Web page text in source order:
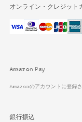
オンライン・クレジット
Amazon Pay
Amazonのアカウントに登録
銀行振込